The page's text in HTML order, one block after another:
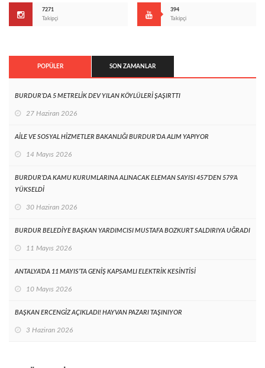
7271
Takipçi
394
Takipçi
POPÜLER SON ZAMANLAR
BURDUR’DA 5 METRELİK DEV YILAN KÖYLÜLERİ ŞAŞIRTTI
27 Haziran 2026
AİLE VE SOSYAL HİZMETLER BAKANLIĞI BURDUR’DA ALIM YAPIYOR
14 Mayıs 2026
BURDUR’DA KAMU KURUMLARINA ALINACAK ELEMAN SAYISI 457’DEN 579’A
YÜKSELDİ
30 Haziran 2026
BURDUR BELEDİYE BAŞKAN YARDIMCISI MUSTAFA BOZKURT SALDIRIYA UĞRADI
11 Mayıs 2026
ANTALYA’DA 11 MAYIS’TA GENİŞ KAPSAMLI ELEKTRİK KESİNTİSİ
10 Mayıs 2026
BAŞKAN ERCENGİZ AÇIKLADI! HAYVAN PAZARI TAŞINIYOR
3 Haziran 2026